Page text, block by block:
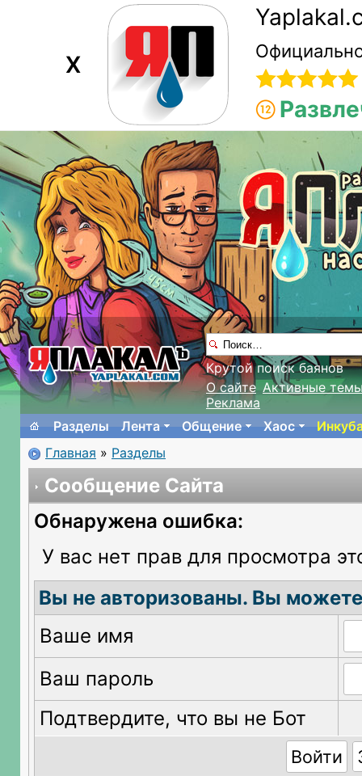
X
Крутой поиск баянов
О сайте Активные
Реклама
Разделы
Лента Общение Хаос
Главная » Разделы
Сообщение Сайта
Обнаружена ошибка:
У вас нет прав для просмотра
Вы не авторизованы. Вы
Ваше имя
Ваш пароль
Подтвердите, что вы не Бот